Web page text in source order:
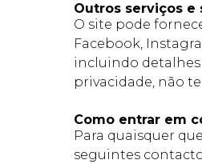
Outros serviços e
O site pode
Facebook,
incluindo detalhes
privacidade, não
Como entrar em
Para quaisquer
seguintes